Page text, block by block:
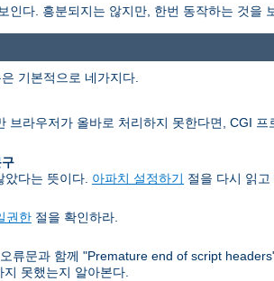
인다. 흥분되지는 않지만, 한번 동작하는 것을
기본적으로 네가지다.
라우저가 올바로 처리하지 못한다면, CGI 프
다는 뜻이다. 아파치 설정하기 절을 다시 읽고
권한 절을 확인하라.
류문과 함께 "Premature end of script
못했는지 알아본다.